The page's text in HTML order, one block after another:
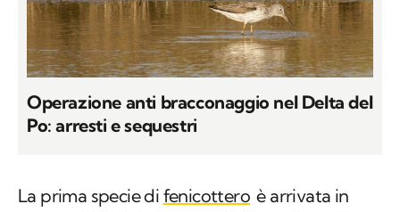
Operazione anti bracconaggio nel Delta del
Po: arresti e sequestri
La prima specie di fenicottero è arrivata in